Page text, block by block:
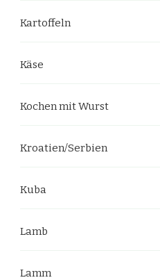
Kartoffeln
Käse
Kochen mit Wurst
Kroatien/Serbien
Kuba
Lamb
Lamm